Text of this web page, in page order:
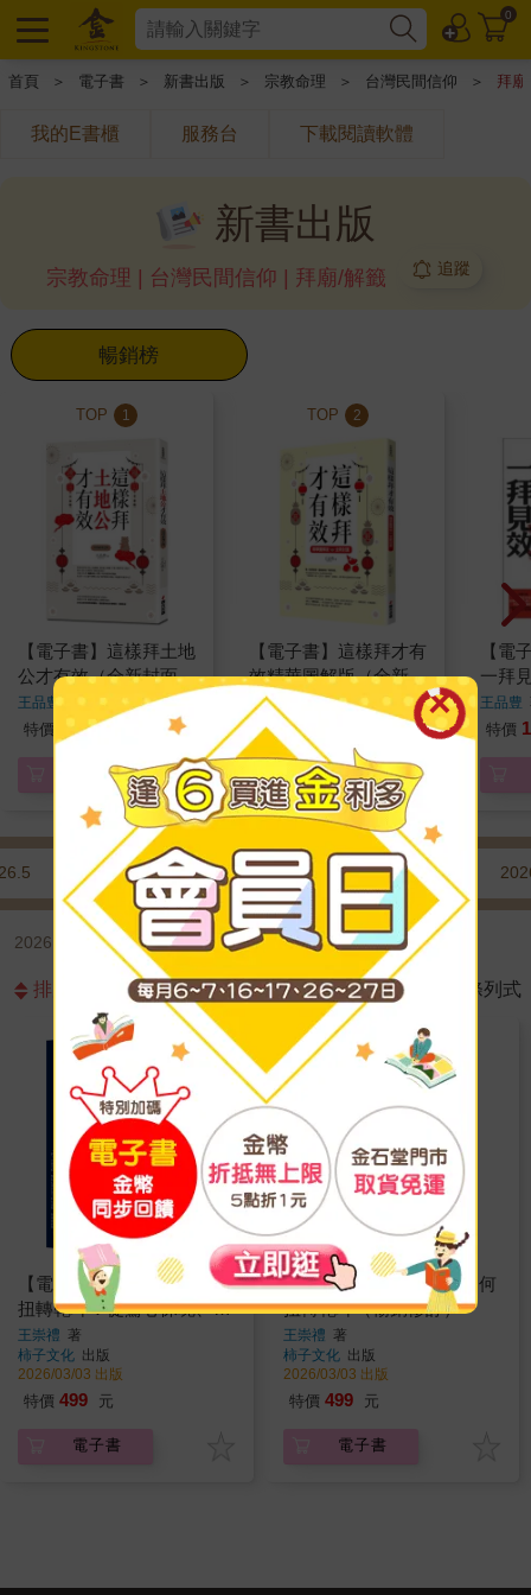
0
首頁 ＞ 電子書 ＞ 新書出版 ＞ 宗教命理 ＞ 台灣民間信仰 ＞ 拜
我的E書櫃 服務台 下載閱讀軟體
新書出版
宗教命理 | 台灣民間信仰 | 拜廟/解籤 追蹤
暢銷榜
TOP 1
【電子書】這樣拜土地
公才有效（全新封面
版，拜拜系列之四）
王品豊著
特價 182 元
電子書
TOP 2
【電子書】這樣拜才有
效精華圖解版（全新封
面版，拜拜系列之八）
王品豊
特價 182
電子書
【電
一拜
版，
王品豊
特價
2026.4 2026.3 2026.2
2026.3 宗教命理 | 台灣民間信仰 | 拜廟/解籤 | 出版日新→舊
排序 圖片式 條列式
【電子書】神啊！教我如何
扭轉乾坤：從驚心悚魄、感
人肺腑的故事中，教你找到
救人與救命的竅門！
王崇禮 著
柿子文化 出版
2026/03/03 出版
特價 499 元
電子書
【電子書】神啊！教我如何
扭轉乾坤（暢銷修訂）
王崇禮 著
柿子文化 出版
2026/03/03 出版
特價 499 元
電子書